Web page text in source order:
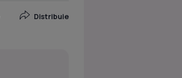
Distribuie